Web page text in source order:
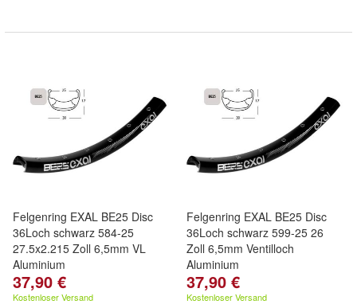
Felgenring EXAL BE25 Disc
36Loch schwarz 584-25
27.5x2.215 Zoll 6,5mm VL
Aluminium
37,90 €
Kostenloser Versand
Felgenring EXAL BE25 Disc
36Loch schwarz 599-25 26
Zoll 6,5mm Ventilloch
Aluminium
37,90 €
Kostenloser Versand